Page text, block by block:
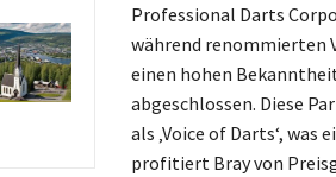
Professional Darts
während renommierten
einen hohen
abgeschlossen. Diese
als ‚Voice of Darts‘,
profitiert Bray von